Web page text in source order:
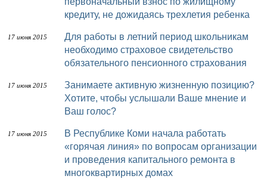
кредиту, не дожидаясь трехлетия ребенка
17 июня 2015
Для работы в летний период школьникам
необходимо страховое свидетельство
обязательного пенсионного страхования
17 июня 2015
Занимаете активную жизненную позицию?
Хотите, чтобы услышали Ваше мнение и
Ваш голос?
17 июня 2015
В Республике Коми начала работать
«горячая линия» по вопросам организации
и проведения капитального ремонта в
многоквартирных домах